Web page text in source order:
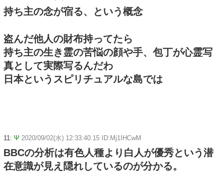
持ち主の念が宿る、という概念
盗んだ他人の財布持ってたら
持ち主の生き霊の苦悩の顔や手、包丁が心霊写
真として実際写るんだわ
日本というスピリチュアルな島では
11: Ψ 2020/09/02(水) 12:33:40.15 ID:Mj1IHCwM
BBCの分析は有色人種より白人が優秀という潜
在意識が見え隠れしているのが分かる。